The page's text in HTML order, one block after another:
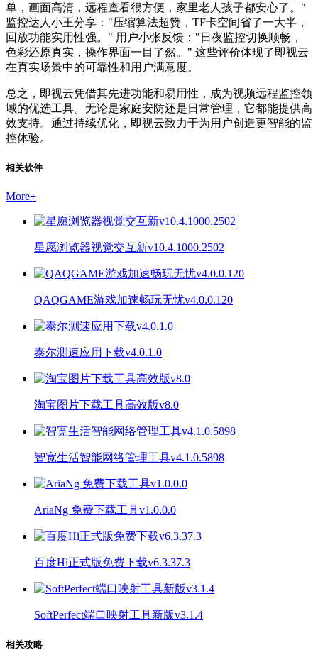
单，画面高清，远程查看很方便，家里老人孩子都安心了。"
监控达人小王分享："压缩算法超赞，TF卡空间省了一大半，
回放功能实用性强。" 用户小张反馈："日夜监控切换顺畅，
色彩还原真实，操作界面一目了然。" 这些评价体现了即视云
在真实场景中的可靠性和用户满意度。
总之，即视云凭借其先进功能和易用性，成为视频远程监控领
域的优选工具。无论是家庭安防还是日常管理，它都能提供高
效支持。通过持续优化，即视云致力于为用户创造更智能的监
控体验。
相关软件
More+
星愿浏览器视觉交互新v10.4.1000.2502
QAQGAME游戏加速畅玩无忧v4.0.0.120
泰尔测速应用下载v4.0.1.0
淘宝图片下载工具高效版v8.0
智宽生活智能网络管理工具v4.1.0.5898
AriaNg 免费下载工具v1.0.0.0
百度Hi正式版免费下载v6.3.37.3
SoftPerfect端口映射工具新版v3.1.4
相关攻略